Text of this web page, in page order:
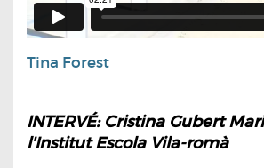
Tina Forest
INTERVÉ: Cristina Gubert
l'Institut Escola Vila-romà